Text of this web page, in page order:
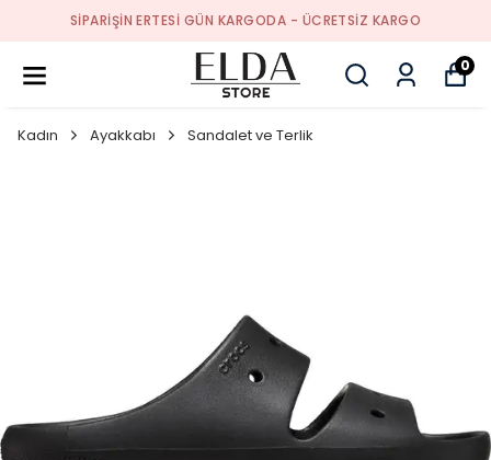
SIPARIŞIN ERTESI GÜN KARGODA - ÜCRETSIZ KARGO
0
Kadın Ayakkabı Sandalet ve Terlik